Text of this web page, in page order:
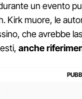
un evento
Kirk muore, le
che avrebbe
anche